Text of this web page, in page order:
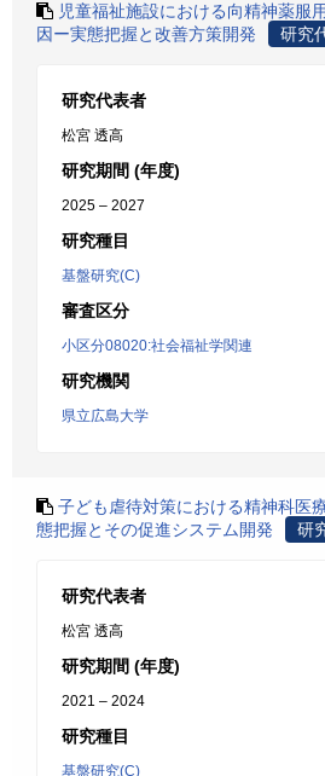
児童福祉施設における向精神薬服
因ー実態把握と改善方策開発
研究
研究代表者
松宮 透高
研究期間 (年度)
2025 – 2027
研究種目
基盤研究(C)
審査区分
小区分08020:社会福祉学関連
研究機関
県立広島大学
子ども虐待対策における精神科医
態把握とその促進システム開発
研
研究代表者
松宮 透高
研究期間 (年度)
2021 – 2024
研究種目
基盤研究(C)